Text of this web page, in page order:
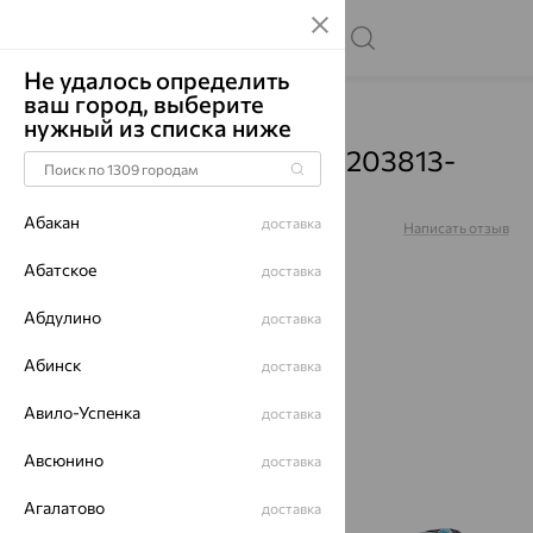
Главная Каталог Серьги Топаз
Серьги, серебро, топаз, 203813-
002-0019
Артикул: Написать отзыв
Не удалось определить
ваш город, выберите
нужный из списка ниже
Абакан доставка
Абатское доставка
Абдулино доставка
Абинск доставка
Авило-Успенка доставка
Авсюнино доставка
Агалатово доставка